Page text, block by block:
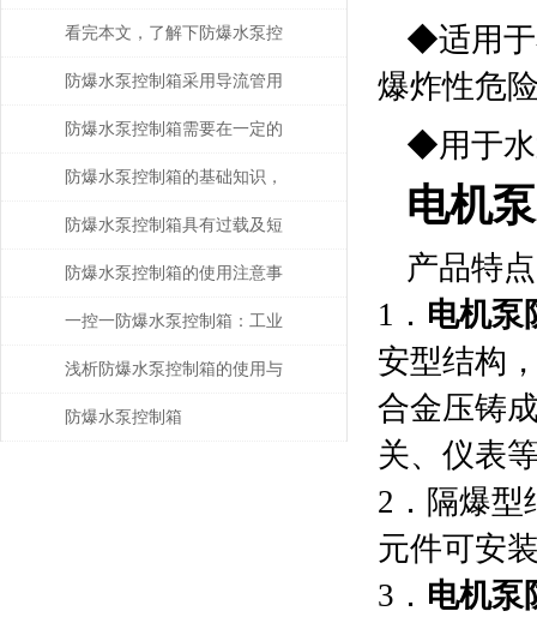
◆适用于
爆炸性危
◆用于水
电机
产品特点
1． 电机泵
安型结构
合金压铸
关、仪表
2．隔爆型
元件可安
3． 电机泵
知道的人少之又少！
看完本文，了解下防爆水泵控
制箱的性能特点
防爆水泵控制箱采用导流管用
以保证控制箱内部得到充分吹
扫
防爆水泵控制箱需要在一定的
条件下进行牢靠作业
防爆水泵控制箱的基础知识，
一起来了解一下吧！
防爆水泵控制箱具有过载及短
路保护功能
防爆水泵控制箱的使用注意事
项需了解
一控一防爆水泵控制箱：工业
安全的智能守护者
浅析防爆水泵控制箱的使用与
维修
防爆水泵控制箱